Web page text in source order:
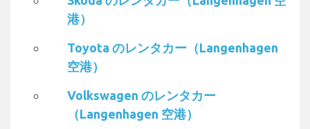
港）
Toyota のレンタカー（Langenhagen
空港）
Volkswagen のレンタカー
（Langenhagen 空港）